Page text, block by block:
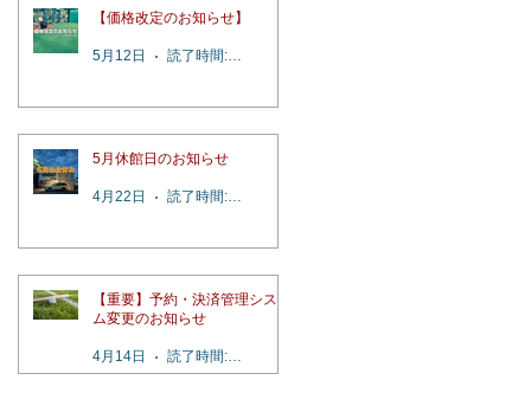
【価格改定のお知らせ】
5月12日 読了時間: 2分
5月休館日のお知らせ
4月22日 読了時間: 1分
【重要】予約・決済管理システ
ム変更のお知らせ
4月14日 読了時間: 4分